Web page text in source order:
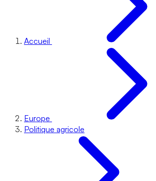
Accueil
Europe
Politique agricole